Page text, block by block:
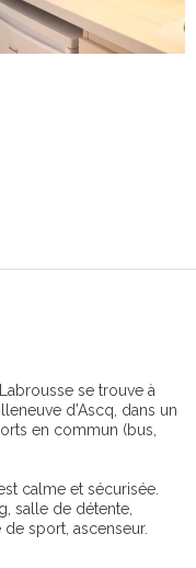
se trouve à
d’Ascq, dans un
en commun (bus,
calme et sécurisée.
salle de détente,
sport, ascenseur.